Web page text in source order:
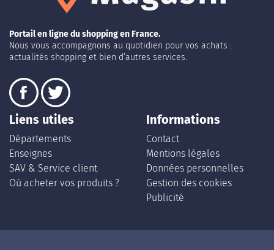
Portail en ligne du shopping en France.
Nous vous accompagnons au quotidien pour vos achats :
actualités shopping et bien d’autres services.
Liens utiles
Départements
Enseignes
SAV & Service client
Où acheter vos produits ?
Informations
Contact
Mentions légales
Données personnelles
Gestion des cookies
Publicité